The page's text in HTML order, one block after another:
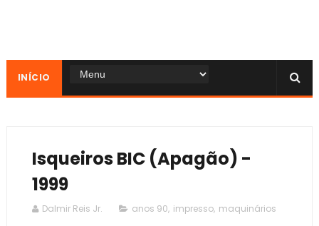
INÍCIO
Isqueiros BIC (Apagão) -
1999
Dalmir Reis Jr. anos 90, impresso, maquinários